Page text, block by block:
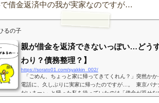
借金返済中の我が実家なのですが…
るの子
親が借金を返済できないっぽい…どう
わり？債務整理？】
https://sorato01.com/syakkin_002/
「ごめん、ちょっと家に帰ってきてくれん？」突然か
電話に、久しぶりに実家に帰ったのですが…。 東京バナ
だいまー♪」と帰った私を待っていたのは「借金が返せな